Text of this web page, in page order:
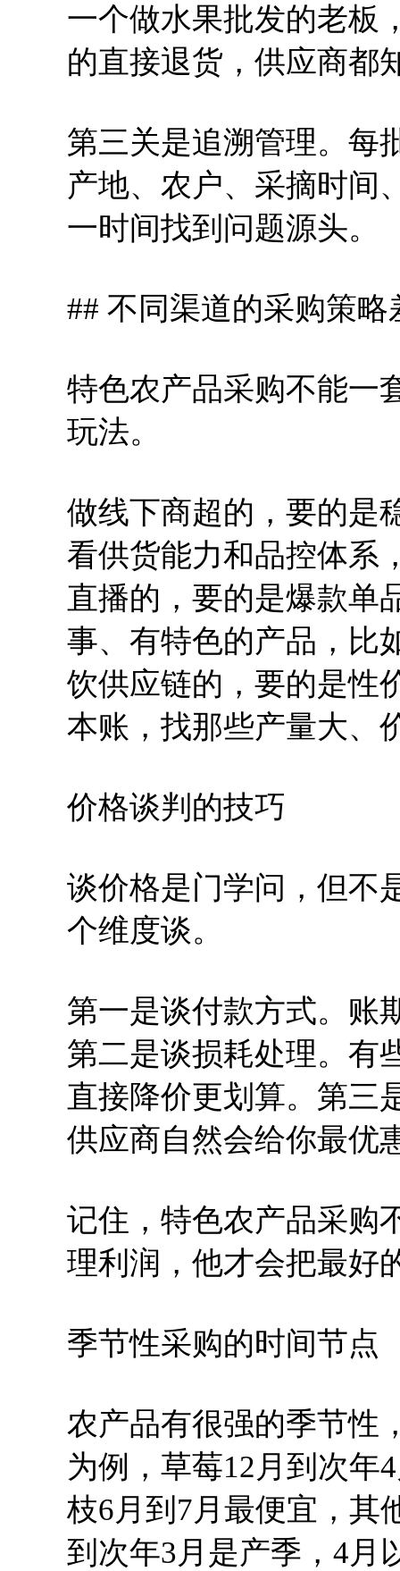
一个做水果批发的老板
的直接退货，供应商都
第三关是追溯管理。每
产地、农户、采摘时间
一时间找到问题源头。
## 不同渠道的采购策略
特色农产品采购不能一
玩法。
做线下商超的，要的是
看供货能力和品控体系
直播的，要的是爆款单
事、有特色的产品，比
饮供应链的，要的是性
本账，找那些产量大、
价格谈判的技巧
谈价格是门学问，但不
个维度谈。
第一是谈付款方式。账
第二是谈损耗处理。有
直接降价更划算。第三
供应商自然会给你最优
记住，特色农产品采购
理利润，他才会把最好
季节性采购的时间节点
农产品有很强的季节性
为例，草莓12月到次年
枝6月到7月最便宜，其
到次年3月是产季，4月